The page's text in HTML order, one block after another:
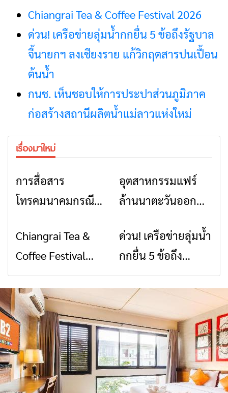
Chiangrai Tea & Coffee Festival 2026
ด่วน! เครือข่ายลุ่มน้ำกกยื่น 5 ข้อถึงรัฐบาล
จี้นายกฯ ลงเชียงราย แก้วิกฤตสารปนเปื้อน
ต้นน้ำ
กนช. เห็นชอบให้การประปาส่วนภูมิภาค
ก่อสร้างสถานีผลิตน้ำแม่ลาวแห่งใหม่
เรื่องมาใหม่
การสื่อสาร
โทรคมนาคมกรณีภัย
สัญญาณขาด การ
สื่อสารต้องไม่หยุด
ข่าวเชียงราย
อุตสาหกรรมแฟร์
ล้านนาตะวันออก
สินค้าเด่น และเสน่ห์
วัฒนธรรมจาก 4
จังหวัด เชียงราย
พะเยา แพร่ และ
น่าน พร้อมชม
คอนเสิร์ตจากศิลปิน
ชื่อดังตลอด 5 วัน
ข่าวเชียงราย
Chiangrai Tea &
Coffee Festival
2026
ข่าวเชียงราย
ด่วน! เครือข่ายลุ่มน้ำ
กกยื่น 5 ข้อถึง
รัฐบาล จี้นายกฯ ลง
เชียงราย แก้วิกฤต
สารปนเปื้อนต้นน้ำ